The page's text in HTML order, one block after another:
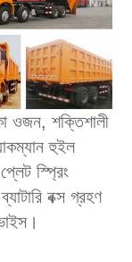
ওজন, শক্তিশালী
হুইল
স্প্রিং
বক্স গ্রহণ